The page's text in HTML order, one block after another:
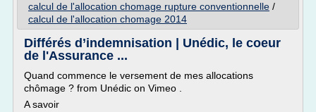
calcul de l'allocation chomage rupture conventionnelle /
calcul de l'allocation chomage 2014
Différés d’indemnisation | Unédic, le coeur
de l'Assurance ...
Quand commence le versement de mes allocations
chômage ? from Unédic on Vimeo .
A savoir